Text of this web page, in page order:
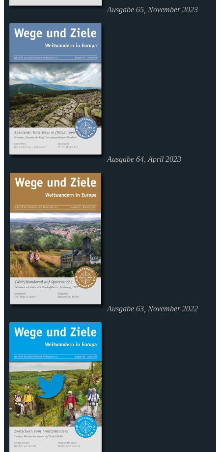
Ausgabe 65, November 2023
Ausgabe 64, April 2023
Ausgabe 63, November 2022